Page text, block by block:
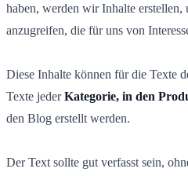
haben, werden wir Inhalte erstellen,
anzugreifen, die für uns von
Diese Inhalte können für die Texte
Texte jederKategorie, in den
den Blog erstellt werden.
Der Text sollte gut verfasst sein,